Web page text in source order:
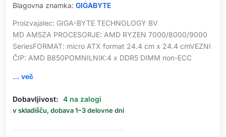
Blagovna znamka: GIGABYTE
Proizvajalec: GIGA-BYTE TECHNOLOGY BV
MD AM5ZA PROCESORJE: AMD RYZEN 7000/8000/9000
SeriesFORMAT: micro ATX format 24.4 cm x 24.4 cmVEZNI
ČIP: AMD B850POMNILNIK:4 x DDR5 DIMM non-ECC
… več
Dobavljivost: 4 na zalogi
v skladišču, dobava 1–3 delovne dni
DDR5,